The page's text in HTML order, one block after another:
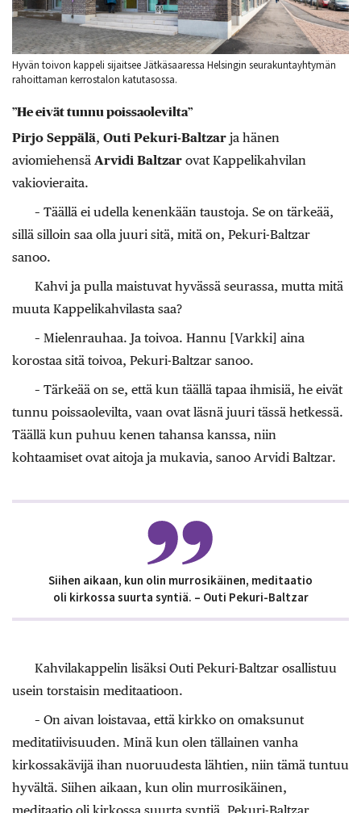
Hyvän toivon kappeli sijaitsee Jätkäsaaressa Helsingin seurakuntayhtymän
rahoittaman kerrostalon katutasossa.
”He eivät tunnu poissaolevilta”
Pirjo Seppälä, Outi Pekuri-Baltzar ja hänen
aviomiehensä Arvidi Baltzar ovat Kappelikahvilan
vakiovieraita.
– Täällä ei udella kenenkään taustoja. Se on tärkeää,
sillä silloin saa olla juuri sitä, mitä on, Pekuri-Baltzar
sanoo.
Kahvi ja pulla maistuvat hyvässä seurassa, mutta mitä
muuta Kappelikahvilasta saa?
– Mielenrauhaa. Ja toivoa. Hannu [Varkki] aina
korostaa sitä toivoa, Pekuri-Baltzar sanoo.
– Tärkeää on se, että kun täällä tapaa ihmisiä, he eivät
tunnu poissaolevilta, vaan ovat läsnä juuri tässä hetkessä.
Täällä kun puhuu kenen tahansa kanssa, niin
kohtaamiset ovat aitoja ja mukavia, sanoo Arvidi Baltzar.
Siihen aikaan, kun olin murrosikäinen, meditaatio
oli kirkossa suurta syntiä. – Outi Pekuri-Baltzar
Kahvilakappelin lisäksi Outi Pekuri-Baltzar osallistuu
usein torstaisin meditaatioon.
– On aivan loistavaa, että kirkko on omaksunut
meditatiivisuuden. Minä kun olen tällainen vanha
kirkossakävijä ihan nuoruudesta lähtien, niin tämä tuntuu
hyvältä. Siihen aikaan, kun olin murrosikäinen,
meditaatio oli kirkossa suurta syntiä, Pekuri-Baltzar